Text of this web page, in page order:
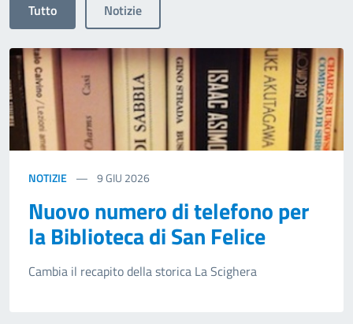
Tutto Notizie
NOTIZIE 9GIU 2026
Nuovo numero di telefono per
la Biblioteca di San Felice
Cambia il recapito della storica La Scighera